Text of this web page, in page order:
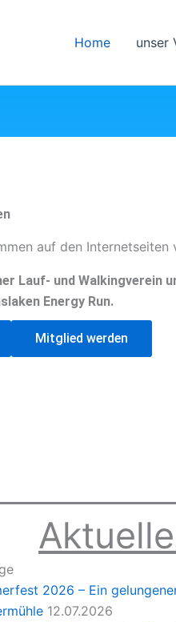
Home unser
auf den Internetseiten
Lauf- und Walkingverein
Energy Run.
Mitglied werden
2026 – Ein
12.07.2026